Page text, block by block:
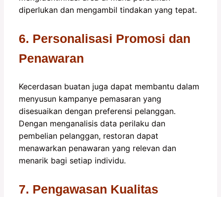
diperlukan dan mengambil tindakan yang tepat.
6. Personalisasi Promosi dan
Penawaran
Kecerdasan buatan juga dapat membantu dalam
menyusun kampanye pemasaran yang
disesuaikan dengan preferensi pelanggan.
Dengan menganalisis data perilaku dan
pembelian pelanggan, restoran dapat
menawarkan penawaran yang relevan dan
menarik bagi setiap individu.
7. Pengawasan Kualitas